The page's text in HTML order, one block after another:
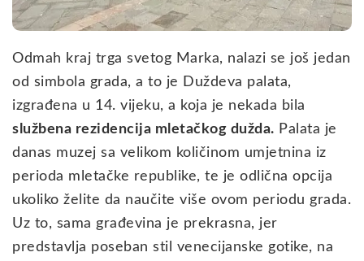
Odmah kraj trga svetog Marka, nalazi se još jedan
od simbola grada, a to je Duždeva palata,
izgrađena u 14. vijeku, a koja je nekada bila
službena rezidencija mletačkog dužda. Palata je
danas muzej sa velikom količinom umjetnina iz
perioda mletačke republike, te je odlična opcija
ukoliko želite da naučite više ovom periodu grada.
Uz to, sama građevina je prekrasna, jer
predstavlja poseban stil venecijanske gotike, na